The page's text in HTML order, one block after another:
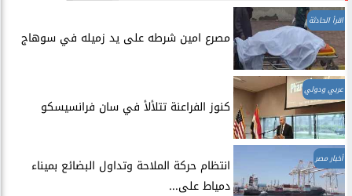
اقرأ الحادثة
مصرع امين شرطه على يد زميله في سوهاج
عربي ودولي
​كنوز الفراعنة تتلألأ في سان فرانسيسكو
أخبار مصر
انتظام حركة الملاحة وتداول البضائع بميناء
دمياط على...